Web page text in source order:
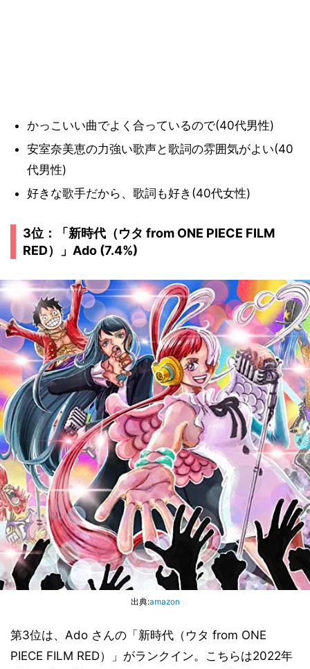
かっこいい曲でよく合っているので(40代男性)
安室奈美恵の力強い歌声と歌詞の雰囲気がよい(40
代男性)
好きな歌手だから、歌詞も好き(40代女性)
3位：「新時代（ウタ from ONE PIECE FILM
RED）」Ado (7.4%)
出典:amazon
第3位は、Ado さんの「新時代（ウタ from ONE
PIECE FILM RED）」がランクイン。こちらは2022年